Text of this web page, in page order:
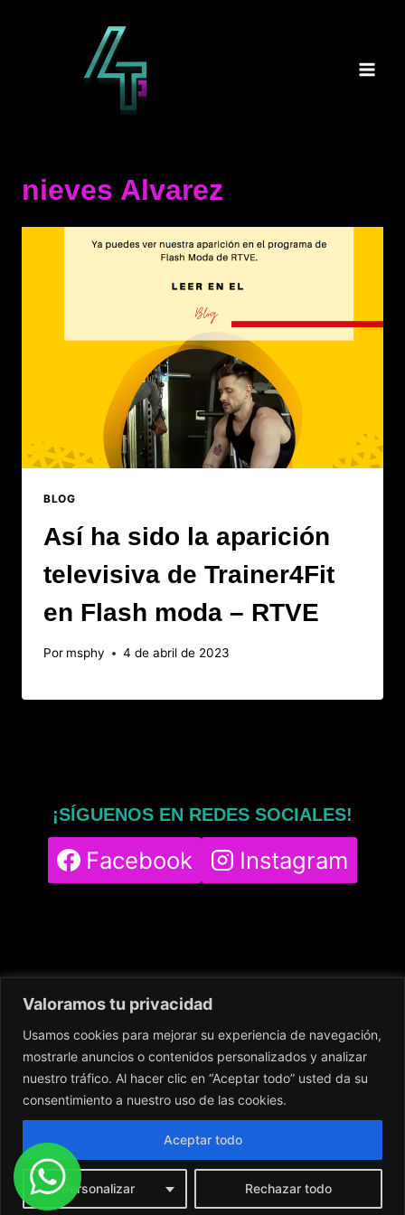
Valoramos tu privacidad
Usamos cookies para mejorar su experiencia de navegación,
mostrarle anuncios o contenidos personalizados y analizar
nuestro tráfico. Al hacer clic en “Aceptar todo” usted da su
consentimiento a nuestro uso de las cookies.
Personalizar Rechazar todo
Aceptar todo
nieves Alvarez
BLOG
Así ha sido la aparición
televisiva de Trainer4Fit
en Flash moda – RTVE
Por msphy 4 de abril de 2023
¡SÍGUENOS EN REDES SOCIALES!
Facebook Instagram
Home Servicios
Nuestro Centro
Contacto
Blog
Política de cookies
Política de privacidad
Aviso legal
© 2024 DigitalingWolf